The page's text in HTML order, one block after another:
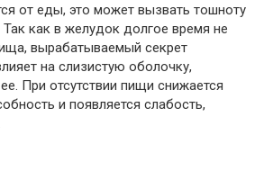
от еды, это может вызвать тошноту
Так как в желудок долгое время не
вырабатываемый секрет
на слизистую оболочку,
При отсутствии пищи снижается
и появляется слабость,